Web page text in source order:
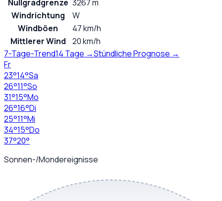
Nullgradgrenze 3267 m
Windrichtung
W
Windböen
47 km/h
Mittlerer Wind
20 km/h
7-Tage-Trend14 Tage →Stündliche Prognose →
Fr
23°14°Sa
26°11°So
31°15°Mo
26°16°Di
25°11°Mi
34°15°Do
37°20°
Sonnen-/Mondereignisse